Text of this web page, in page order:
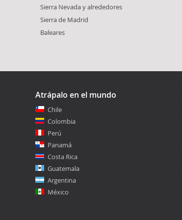
Sierra Nevada y alrededores
Sierra de Madrid
Baleares
Atrápalo en el mundo
Chile
Colombia
Perú
Panamá
Costa Rica
Guatemala
Argentina
México